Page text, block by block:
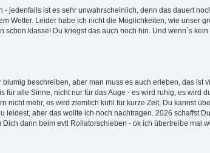
jedenfalls ist es sehr unwahrscheinlich, denn das dauert
Wetter. Leider habe ich nicht die Möglichkeiten, wie unser
klasse! Du kriegst das auch noch hin. Und wenn´s kein
beschreiben, aber man muss es auch erleben, das ist
alle Sinne, nicht nur für das Auge - es wird ruhig, es wird
mehr, es wird ziemlich kühl für kurze Zeit, Du kannst
aber das wollte ich noch nachtragen. 2026 schaffst
dann beim evtl Rollatorschieben - ok ich übertreibe mal